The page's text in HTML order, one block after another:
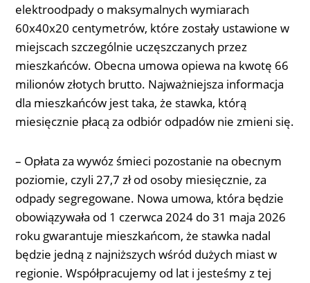
elektroodpady o maksymalnych wymiarach
60x40x20 centymetrów, które zostały ustawione w
miejscach szczególnie uczęszczanych przez
mieszkańców. Obecna umowa opiewa na kwotę 66
milionów złotych brutto. Najważniejsza informacja
dla mieszkańców jest taka, że stawka, którą
miesięcznie płacą za odbiór odpadów nie zmieni się.
– Opłata za wywóz śmieci pozostanie na obecnym
poziomie, czyli 27,7 zł od osoby miesięcznie, za
odpady segregowane. Nowa umowa, która będzie
obowiązywała od 1 czerwca 2024 do 31 maja 2026
roku gwarantuje mieszkańcom, że stawka nadal
będzie jedną z najniższych wśród dużych miast w
regionie. Współpracujemy od lat i jesteśmy z tej